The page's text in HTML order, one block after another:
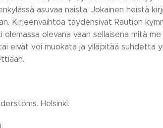
asuvaa naista. Jokainen heistä
Kirjeenvaihtoa täydensivät Raution
olevana vaan sellaisena mitä
eivät voi muokata ja ylläpitää suhdetta
Helsinki.